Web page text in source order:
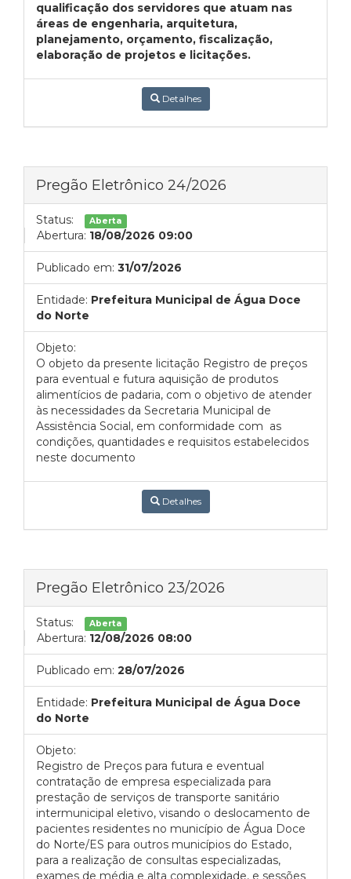
qualificação dos servidores que atuam nas
áreas de engenharia, arquitetura,
planejamento, orçamento, fiscalização,
elaboração de projetos e licitações.
Detalhes
Pregão Eletrônico 24/2026
Status: Aberta
Abertura: 18/08/2026 09:00
Publicado em: 31/07/2026
Entidade: Prefeitura Municipal de Água Doce
do Norte
Objeto:
O objeto da presente licitação Registro de preços
para eventual e futura aquisição de produtos
alimentícios de padaria, com o objetivo de atender
às necessidades da Secretaria Municipal de
Assistência Social, em conformidade com as
condições, quantidades e requisitos estabelecidos
neste documento
Detalhes
Pregão Eletrônico 23/2026
Status: Aberta
Abertura: 12/08/2026 08:00
Publicado em: 28/07/2026
Entidade: Prefeitura Municipal de Água Doce
do Norte
Objeto:
Registro de Preços para futura e eventual
contratação de empresa especializada para
prestação de serviços de transporte sanitário
intermunicipal eletivo, visando o deslocamento de
pacientes residentes no município de Água Doce
do Norte/ES para outros municípios do Estado,
para a realização de consultas especializadas,
exames de média e alta complexidade, e sessões